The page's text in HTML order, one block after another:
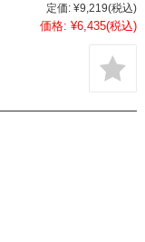
定価: ¥9,219(税込)
価格: ¥6,435(税込)